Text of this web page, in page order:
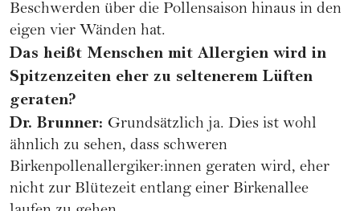
Beschwerden über die Pollensaison hinaus in den
eigen vier Wänden hat.
Das heißt Menschen mit Allergien wird in
Spitzenzeiten eher zu seltenerem Lüften
geraten?
Dr. Brunner: Grundsätzlich ja. Dies ist wohl
ähnlich zu sehen, dass schweren
Birkenpollenallergiker:innen geraten wird, eher
nicht zur Blütezeit entlang einer Birkenallee